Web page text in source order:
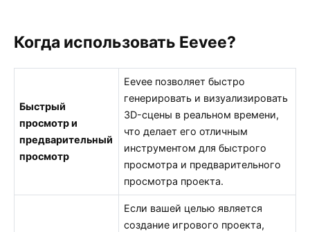
Когда использовать Eevee?
Быстрый
просмотр и
предварительный
просмотр
Eevee позволяет быстро
генерировать и визуализировать
3D-сцены в реальном времени,
что делает его отличным
инструментом для быстрого
просмотра и предварительного
просмотра проекта.
Если вашей целью является
создание игрового проекта,